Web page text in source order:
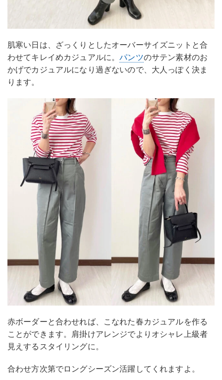
肌寒い日は、ざっくりとしたオーバーサイズニットと合
わせてキレイめカジュアルに。パンツのサテン素材のお
かげでカジュアルになり過ぎないので、大人っぽく決ま
ります。
赤ボーダーと合わせれば、こなれた春カジュアルを作る
ことができます。肩掛けアレンジでよりオシャレ上級者
見えするスタイリングに。
合わせ方次第でロングシーズン活躍してくれますよ。